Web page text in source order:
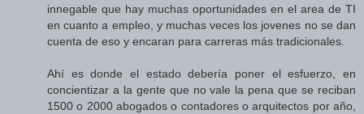
innegable que hay muchas oportunidades en el area de TI
en cuanto a empleo, y muchas veces los jovenes no se dan
cuenta de eso y encaran para carreras más tradicionales.
Ahí es donde el estado debería poner el esfuerzo, en
concientizar a la gente que no vale la pena que se reciban
1500 o 2000 abogados o contadores o arquitectos por año,